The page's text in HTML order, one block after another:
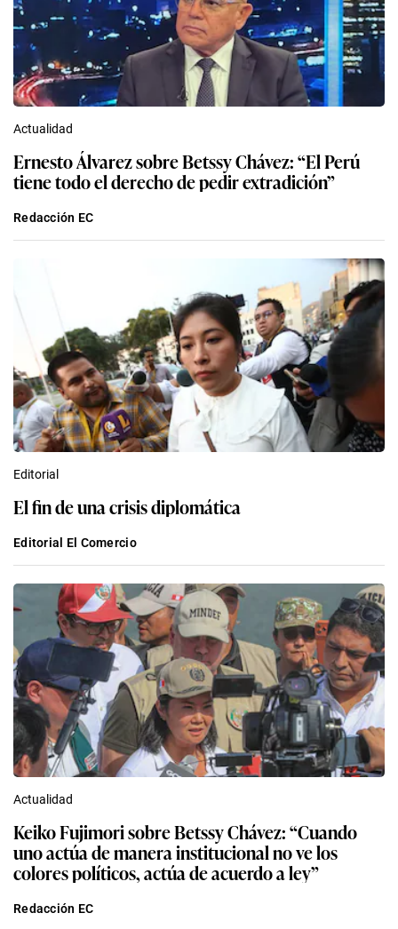
Actualidad
Ernesto Álvarez sobre Betssy Chávez: “El Perú
tiene todo el derecho de pedir extradición”
Redacción EC
Editorial
El fin de una crisis diplomática
Editorial El Comercio
Actualidad
Keiko Fujimori sobre Betssy Chávez: “Cuando
uno actúa de manera institucional no ve los
colores políticos, actúa de acuerdo a ley”
Redacción EC